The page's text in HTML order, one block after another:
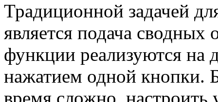
Традиционной задачей
является подача сводных
функции реализуются на
нажатием одной кнопки.